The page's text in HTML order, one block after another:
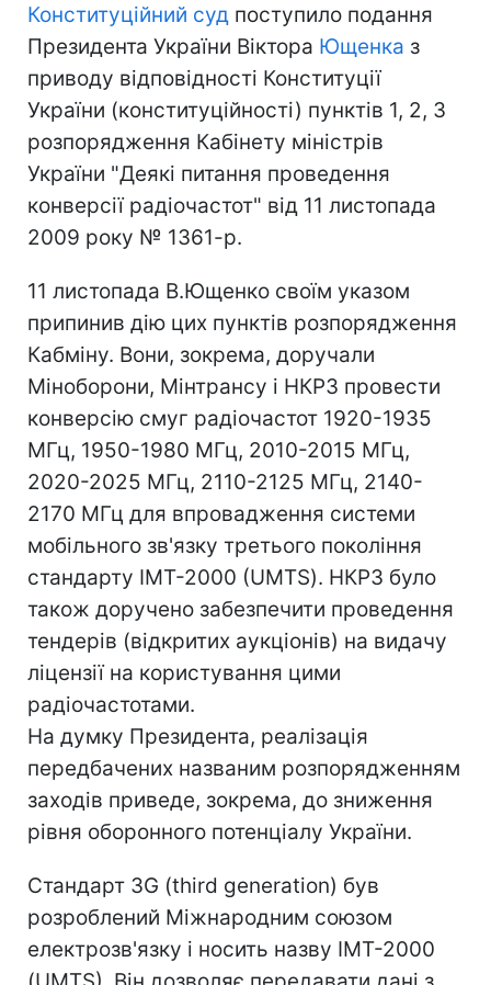
Конституційний суд поступило подання
Президента України Віктора Ющенка з
приводу відповідності Конституції
України (конституційності) пунктів 1, 2, 3
розпорядження Кабінету міністрів
України "Деякі питання проведення
конверсії радіочастот" від 11 листопада
2009 року № 1361-р.
11 листопада В.Ющенко своїм указом
припинив дію цих пунктів розпорядження
Кабміну. Вони, зокрема, доручали
Міноборони, Мінтрансу і НКРЗ провести
конверсію смуг радіочастот 1920-1935
МГц, 1950-1980 МГц, 2010-2015 МГц,
2020-2025 МГц, 2110-2125 МГц, 2140-
2170 МГц для впровадження системи
мобільного зв'язку третього покоління
стандарту ІМТ-2000 (UMTS). НКРЗ було
також доручено забезпечити проведення
тендерів (відкритих аукціонів) на видачу
ліцензії на користування цими
радіочастотами.
На думку Президента, реалізація
передбачених названим розпорядженням
заходів приведе, зокрема, до зниження
рівня оборонного потенціалу України.
Стандарт 3G (third generation) був
розроблений Міжнародним союзом
електрозв'язку і носить назву IMT-2000